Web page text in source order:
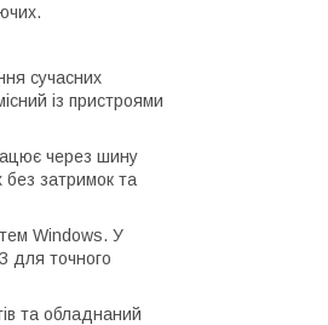
сучасних
із пристроями
через шину
затримок та
Windows. У
для точного
та обладнаний